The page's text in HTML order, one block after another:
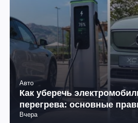
Авто
Как уберечь
перегрева: основные
Вчера